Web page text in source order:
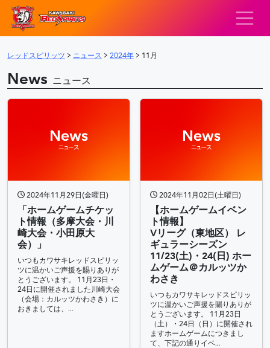
メインナビゲーション
レッドスピリ
レッドスピリッツ > ニュース > 2024年 > 11月
News ニュース
2024年11月29日(金曜日)
「ホームゲームチケッ
ト情報（多摩大会・川
崎大会・小田原大
会）」
いつもカワサキレッドスピリッ
ツに温かいご声援を賜りありが
とうございます。 11月23日・
24日に開催されました川崎大会
（会場：カルッツかわさき）に
おきましては、…
2024年11月02日(土曜日)
【ホームゲームイベン
ト情報】
Vリーグ（東地区） レ
ギュラーシーズン
11/23(土)・24(日) ホー
ムゲーム＠カルッツか
わさき
いつもカワサキレッドスピリッ
ツに温かいご声援を賜りありが
とうございます。 11月23日
（土）・24日（日）に開催され
ますホームゲームにつきまし
て、下記の通りイベ…